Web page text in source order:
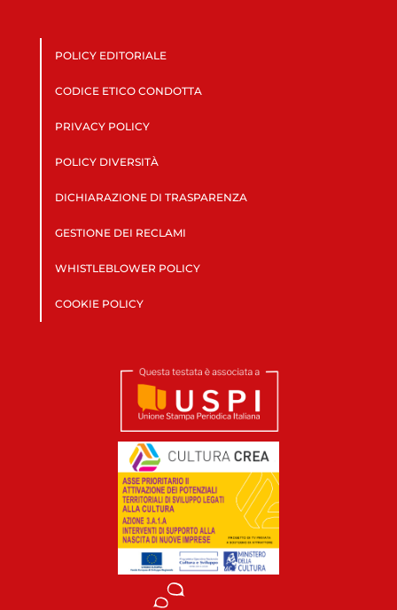
POLICY EDITORIALE
CODICE ETICO CONDOTTA
PRIVACY POLICY
POLICY DIVERSITÀ
DICHIARAZIONE DI TRASPARENZA
GESTIONE DEI RECLAMI
WHISTLEBLOWER POLICY
COOKIE POLICY